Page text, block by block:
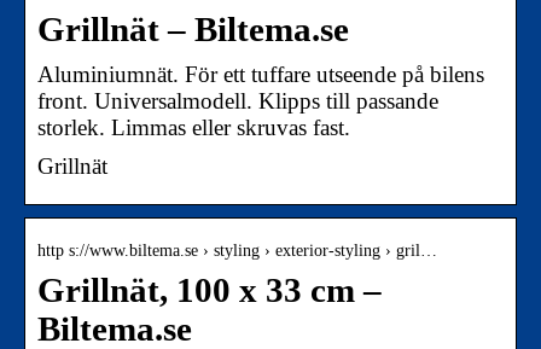
Grillnät – Biltema.se
Aluminiumnät. För ett tuffare utseende på bilens
front. Universalmodell. Klipps till passande
storlek. Limmas eller skruvas fast.
Grillnät
http s://www.biltema.se › styling › exterior-styling › gril…
Grillnät, 100 x 33 cm –
Biltema.se